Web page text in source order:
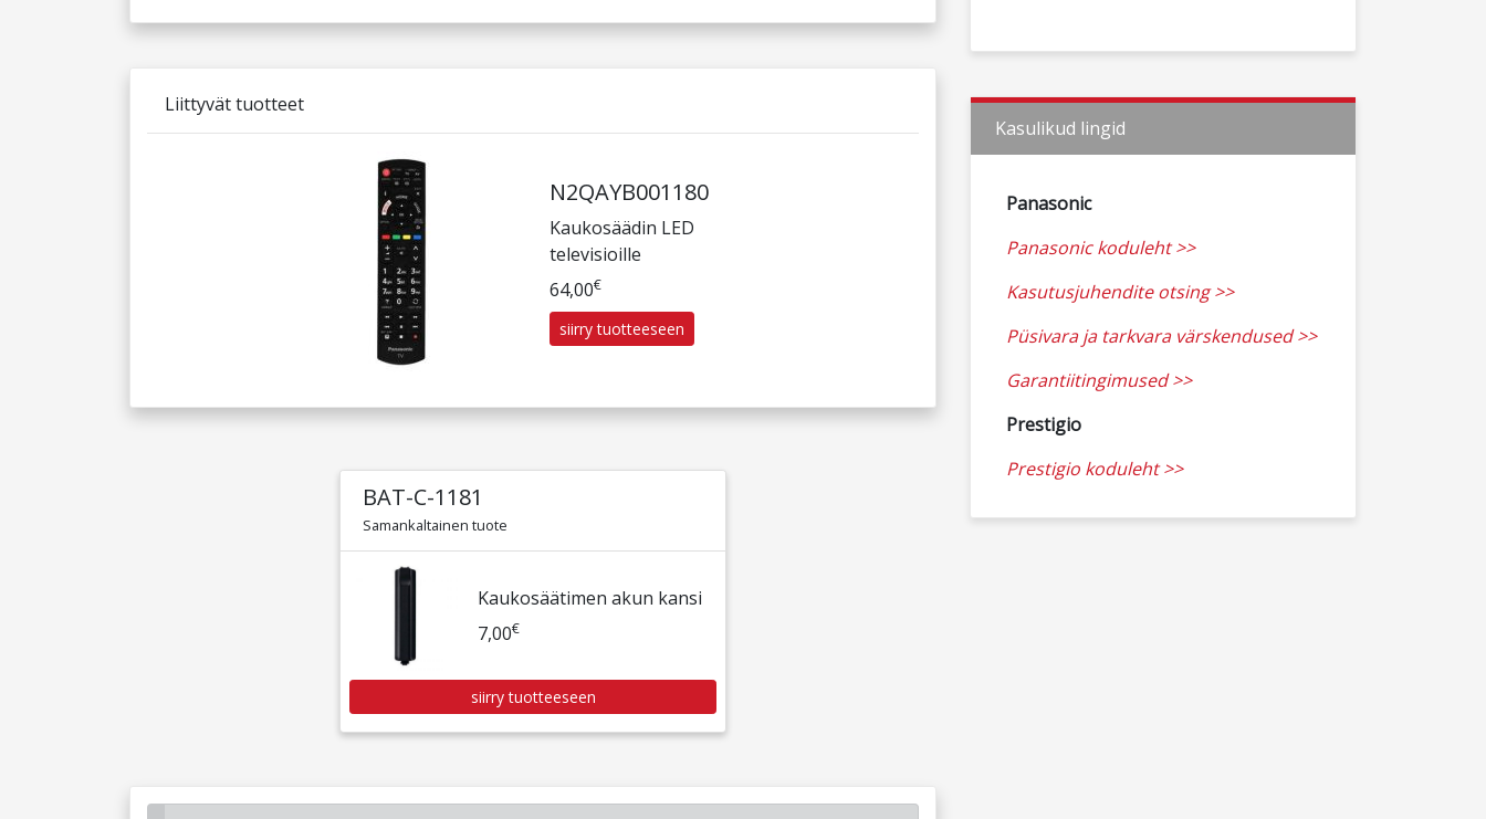
Liittyvät tuotteet
N2QAYB001180
Kaukosäädin LED
televisioille
64,00€
siirry tuotteeseen
BAT-C-1181
Samankaltainen tuote
Kaukosäätimen akun kansi
7,00€
siirry tuotteeseen
Kasulikud lingid
Panasonic
Panasonic koduleht >>
Kasutusjuhendite otsing >>
Püsivara ja tarkvara värskendused >>
Garantiitingimused >>
Prestigio
Prestigio koduleht >>